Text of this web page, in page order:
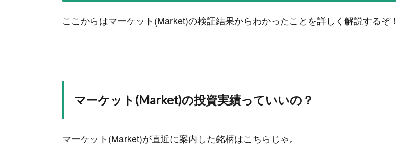
ここからはマーケット(Market)の検証結果からわかったことを詳しく解説するぞ！
マーケット(Market)の投資実績っていいの？
マーケット(Market)が直近に案内した銘柄はこちらじゃ。